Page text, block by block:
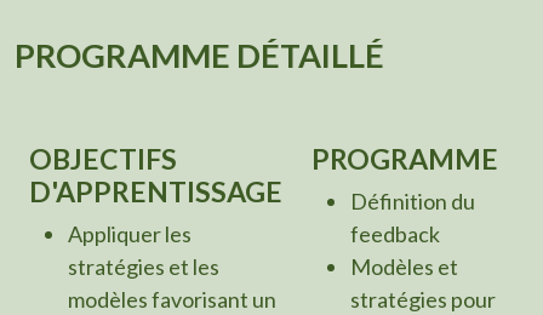
PROGRAMME DÉTAILLÉ
OBJECTIFS
D'APPRENTISSAGE
Appliquer les
stratégies et les
modèles favorisant un
PROGRAMME
Définition du
feedback
Modèles et
stratégies pour